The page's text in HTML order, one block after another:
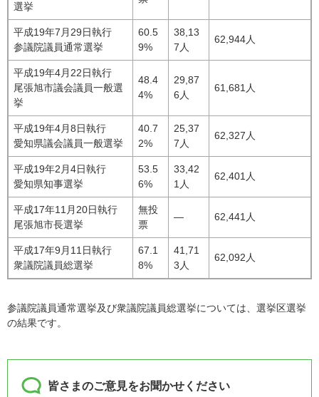
選挙
平成19年7月29日執行
参議院議員通常選挙
60.5
9%
38,13
7人
62,944人
平成19年4月22日執行
尾張旭市議会議員一般選
挙
48.4
4%
29,87
6人
61,681人
平成19年4月8日執行
愛知県議会議員一般選挙
40.7
2%
25,37
7人
62,327人
平成19年2月4日執行
愛知県知事選挙
53.5
6%
33,42
1人
62,401人
平成17年11月20日執行
尾張旭市長選挙
無投
票
― 62,441人
平成17年9月11日執行
衆議院議員総選挙
67.1
8%
41,71
3人
62,092人
参議院議員通常選挙及び衆議院議員総選挙については、選挙区選挙
の結果です。
皆さまのご意見をお聞かせください